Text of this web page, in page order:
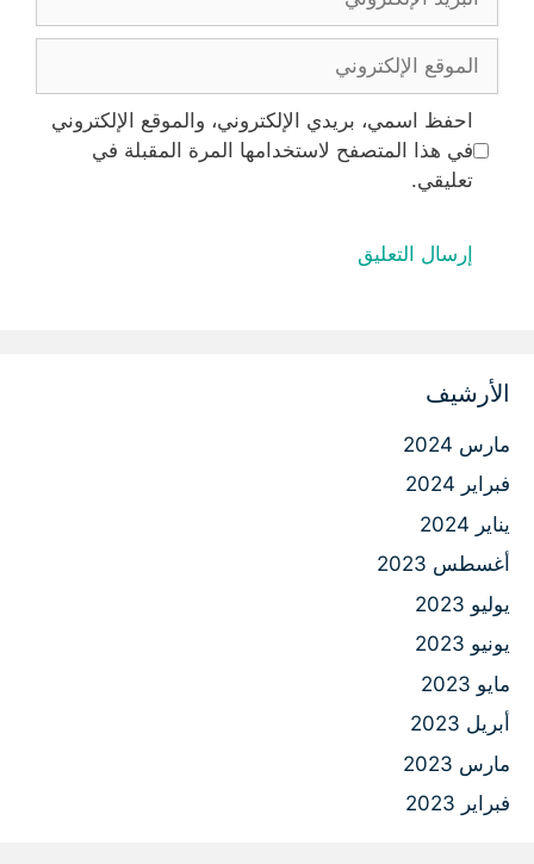
الإلكتروني
الموقع
الإلكتروني
احفظ اسمي، بريدي الإلكتروني، والموقع الإلكتروني
في هذا المتصفح لاستخدامها المرة المقبلة في
تعليقي.
الأرشيف
مارس 2024
فبراير 2024
يناير 2024
أغسطس 2023
يوليو 2023
يونيو 2023
مايو 2023
أبريل 2023
مارس 2023
فبراير 2023